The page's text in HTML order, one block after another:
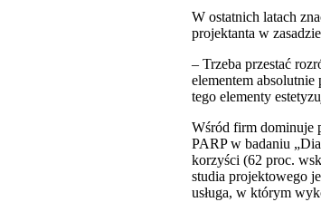
W ostatnich latach
projektanta w
– Trzeba przestać
elementem
tego elementy
Wśród firm dominuje
PARP w badaniu
korzyści (62 proc.
studia projektowego
usługa, w którym